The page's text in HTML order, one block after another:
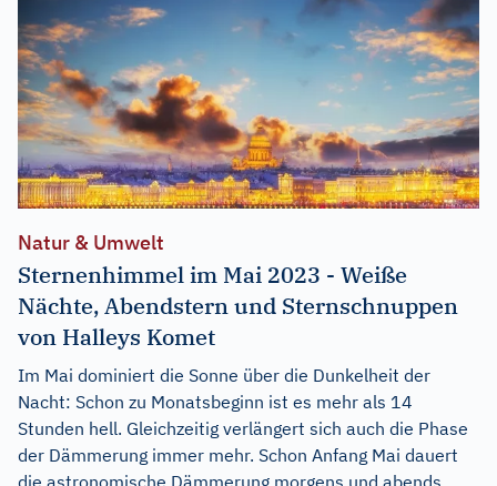
Natur & Umwelt
Sternenhimmel im Mai 2023 - Weiße
Nächte, Abendstern und Sternschnuppen
von Halleys Komet
Im Mai dominiert die Sonne über die Dunkelheit der
Nacht: Schon zu Monatsbeginn ist es mehr als 14
Stunden hell. Gleichzeitig verlängert sich auch die Phase
der Dämmerung immer mehr. Schon Anfang Mai dauert
die astronomische Dämmerung morgens und abends